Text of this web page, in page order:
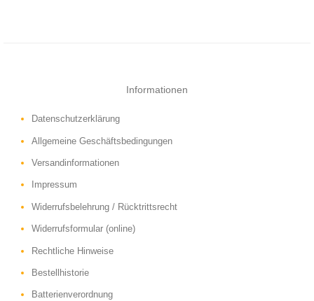
Informationen
Datenschutzerklärung
Allgemeine Geschäftsbedingungen
Versandinformationen
Impressum
Widerrufsbelehrung / Rücktrittsrecht
Widerrufsformular (online)
Rechtliche Hinweise
Bestellhistorie
Batterienverordnung